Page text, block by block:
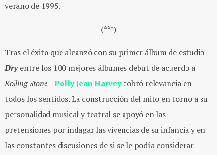
verano de 1995.
(***)
Tras el éxito que alcanzó con su primer álbum de estudio –
Dry entre los 100 mejores álbumes debut de acuerdo a
Rolling Stone- Polly Jean Harvey cobró relevancia en
todos los sentidos. La construcción del mito en torno a su
personalidad musical y teatral se apoyó en las
pretensiones por indagar las vivencias de su infancia y en
las constantes discusiones de si se le podía considerar